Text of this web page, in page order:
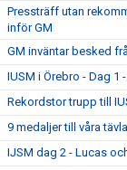
Pressträff utan
inför GM
GM inväntar besked
IUSM i Örebro - Dag 1
Rekordstor trupp till
9 medaljer till våra
IJSM dag 2 - Lucas